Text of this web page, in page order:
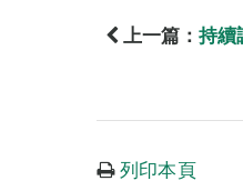
上一篇： 持續
列印本頁